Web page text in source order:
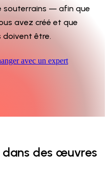
souterrains — afin que
avez créé et que
doivent être.
avec un expert
dans des œuvres